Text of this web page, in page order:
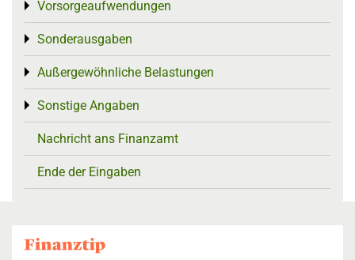
Vorsorgeaufwendungen
Toggle menu
Sonderausgaben
Toggle menu
Außergewöhnliche Belastungen
Toggle menu
Sonstige Angaben
Toggle menu
Nachricht ans Finanzamt
Ende der Eingaben